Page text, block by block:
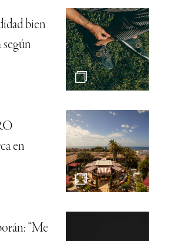
bien
según
en
“Me